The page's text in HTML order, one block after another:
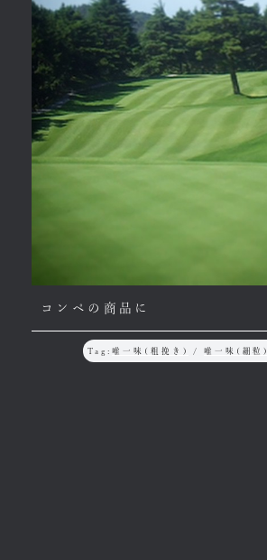
コンペの商品に
Tag: 唯一味(粗挽き) / 唯一味(細粒)